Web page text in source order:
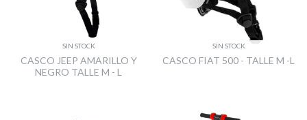
SIN STOCK
CASCO JEEP AMARILLO Y
NEGRO TALLE M - L
SIN STOCK
CASCO FIAT 500 - TALLE M -L